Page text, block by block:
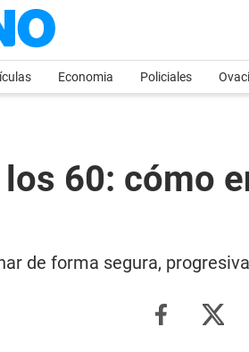
Economia Policiales
60: cómo
de forma segura,